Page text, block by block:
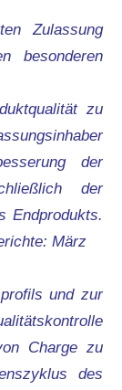
Zulassung
besonderen
zu
der
der
Endprodukts.
März
und zur
Charge zu
des